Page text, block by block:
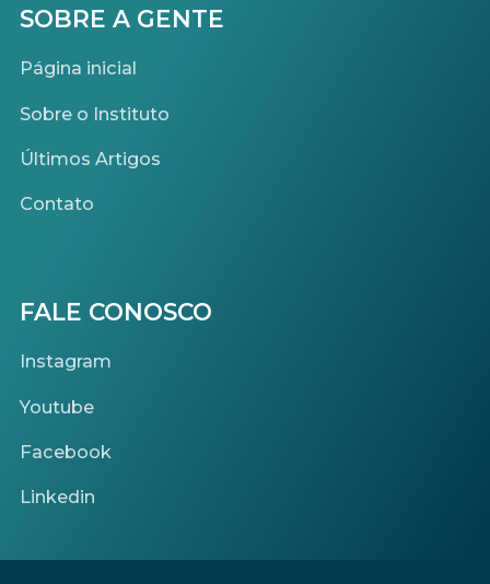
SOBRE A GENTE
Página inicial
Sobre o Instituto
Últimos Artigos
Contato
FALE CONOSCO
Instagram
Youtube
Facebook
Linkedin